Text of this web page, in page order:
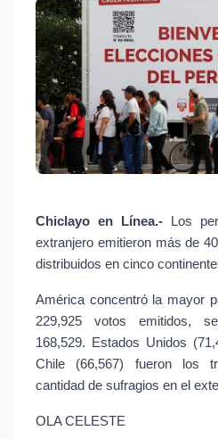
Chiclayo en Línea.-
Los
extranjero emitieron más de
distribuidos en cinco
América concentró la mayor
229,925 votos emitidos,
168,529. Estados Unidos
Chile (66,567) fueron los
cantidad de sufragios en el
OLA CELESTE